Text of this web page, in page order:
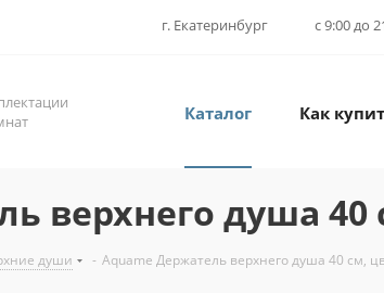
г. Екатеринбург с 9:00 до
Каталог Как
верхнего душа 40
души - Aquame Держатель верхнего душа 40 см,